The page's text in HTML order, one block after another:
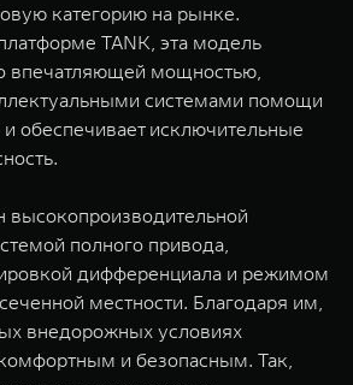
категорию на рынке.
TANK, эта модель
впечатляющей мощностью,
системами помощи
обеспечивает исключительные
высокопроизводительной
полного привода,
дифференциала и режимом
местности. Благодаря им,
внедорожных условиях
и безопасным. Так,